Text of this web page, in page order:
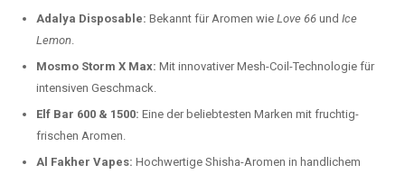
Adalya Disposable: Bekannt für Aromen wie Love 66 und Ice
Lemon.
Mosmo Storm X Max: Mit innovativer Mesh-Coil-Technologie für
intensiven Geschmack.
Elf Bar 600 & 1500: Eine der beliebtesten Marken mit fruchtig-
frischen Aromen.
Al Fakher Vapes: Hochwertige Shisha-Aromen in handlichem